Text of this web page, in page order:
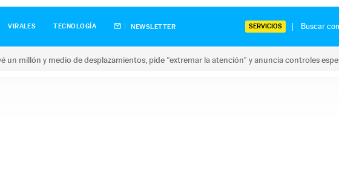
VIRALES TECNOLOGÍA NEWSLETTER SERVICIOS
un millón y medio de desplazamientos, pide “extremar la atención” y anuncia controles espe